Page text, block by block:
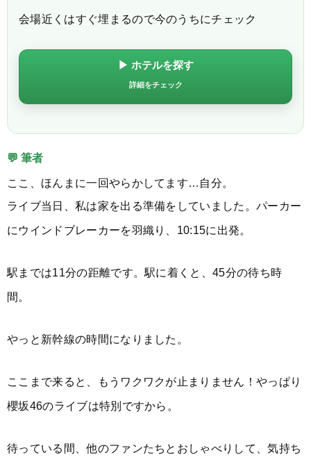
会場近くはすぐ埋まるので今のうちにチェック
▶ ホテルを探す
詳細をチェック
💬 筆者
ここ、ほんまに一回やらかしてます…自分。
ライブ当日、私は家を出る準備をしていました。パーカー
にウインドブレーカーを羽織り、10:15に出発。
駅までは11分の距離です。駅に着くと、45分の待ち時
間。
やっと新幹線の時間になりました。
ここまで来ると、もうワクワクが止まりません！やっぱり
櫻坂46のライブは特別ですから。
待っている間、他のファンたちとおしゃべりして、気持ち